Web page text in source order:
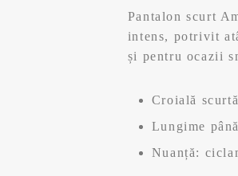
fost:
125,99
Pantalon scurt
intens, potrivit
și pentru ocazii
Croială
Lungime
Nuanță: